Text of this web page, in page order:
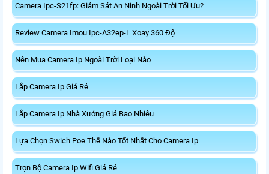
Camera Ipc-S21fp: Giám Sát An Ninh Ngoài Trời Tối Ưu?
Review Camera Imou Ipc-A32ep-L Xoay 360 Độ
Nên Mua Camera Ip Ngoài Trời Loại Nào
Lắp Camera Ip Giá Rẻ
Lắp Camera Ip Nhà Xưởng Giá Bao Nhiêu
Lựa Chọn Swich Poe Thế Nào Tốt Nhất Cho Camera Ip
Trọn Bộ Camera Ip Wifi Giá Rẻ